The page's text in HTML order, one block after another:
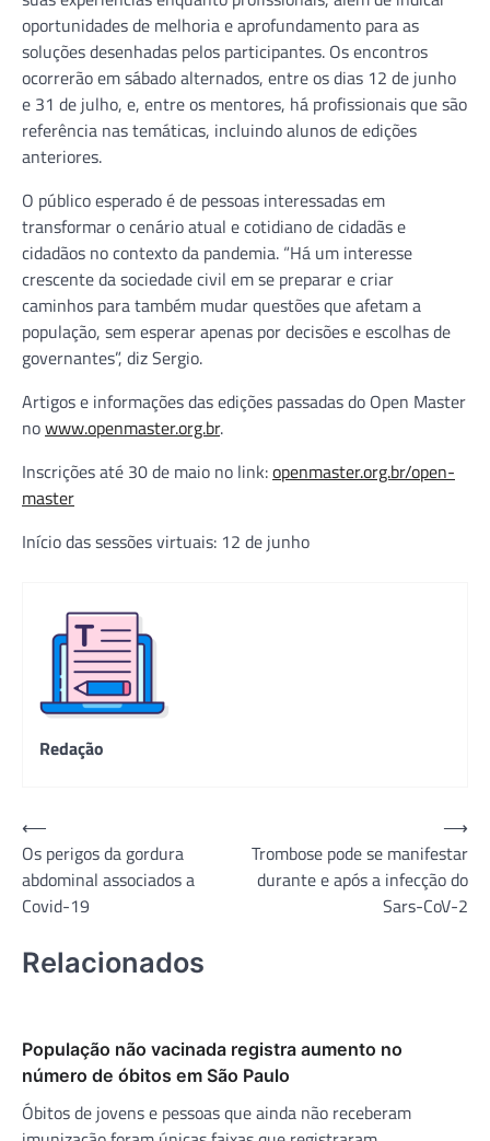
oportunidades de melhoria e aprofundamento para as
soluções desenhadas pelos participantes. Os encontros
ocorrerão em sábado alternados, entre os dias 12 de junho
e 31 de julho, e, entre os mentores, há profissionais que são
referência nas temáticas, incluindo alunos de edições
anteriores.
O público esperado é de pessoas interessadas em
transformar o cenário atual e cotidiano de cidadãs e
cidadãos no contexto da pandemia. “Há um interesse
crescente da sociedade civil em se preparar e criar
caminhos para também mudar questões que afetam a
população, sem esperar apenas por decisões e escolhas de
governantes”, diz Sergio.
Artigos e informações das edições passadas do Open Master
nowww.openmaster.org.br.
Inscrições até 30 de maio no link:openmaster.org.br/open-
master
Início das sessões virtuais: 12 de junho
Redação
Navegação
de
Post
⟵
Os perigos da gordura
abdominal associados a
Covid-19
Trombose pode se manifestar
durante e após a infecção do
Sars-CoV-2
⟶
Relacionados
População não vacinada registra aumento no
número de óbitos em São Paulo
Óbitos de jovens e pessoas que ainda não receberam